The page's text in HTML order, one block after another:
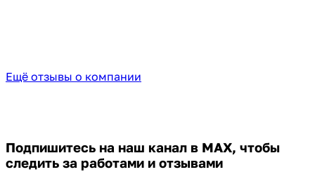
Ещё отзывы о компании
Подпишитесь на наш канал в MAX, чтобы
следить за работами и отзывами